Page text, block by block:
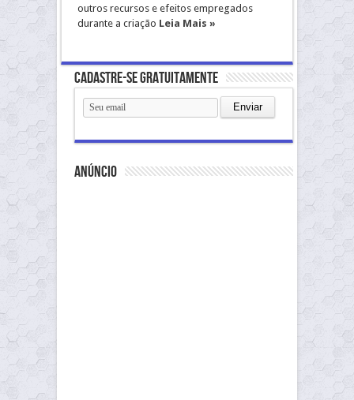
outros recursos e efeitos empregados
durante a criação Leia Mais »
Cadastre-se gratuitamente
anúncio